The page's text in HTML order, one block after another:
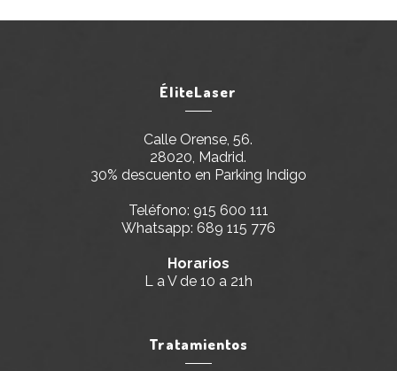
ÉliteLaser
Calle Orense, 56.
28020, Madrid.
30% descuento en Parking Indigo
Teléfono: 915 600 111
Whatsapp: 689 115 776
Horarios
L a V de 10 a 21h
Tratamientos